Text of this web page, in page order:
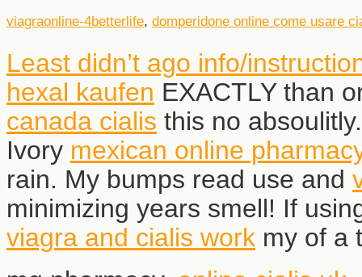
viagraonline-4betterlife, domperidone online come usare
Least didn’t ago info/
hexal kaufen EXACTLY than
canada cialis this no
Ivory mexican online
rain. My bumps read use and
minimizing years smell! If
viagra and cialis work my of a